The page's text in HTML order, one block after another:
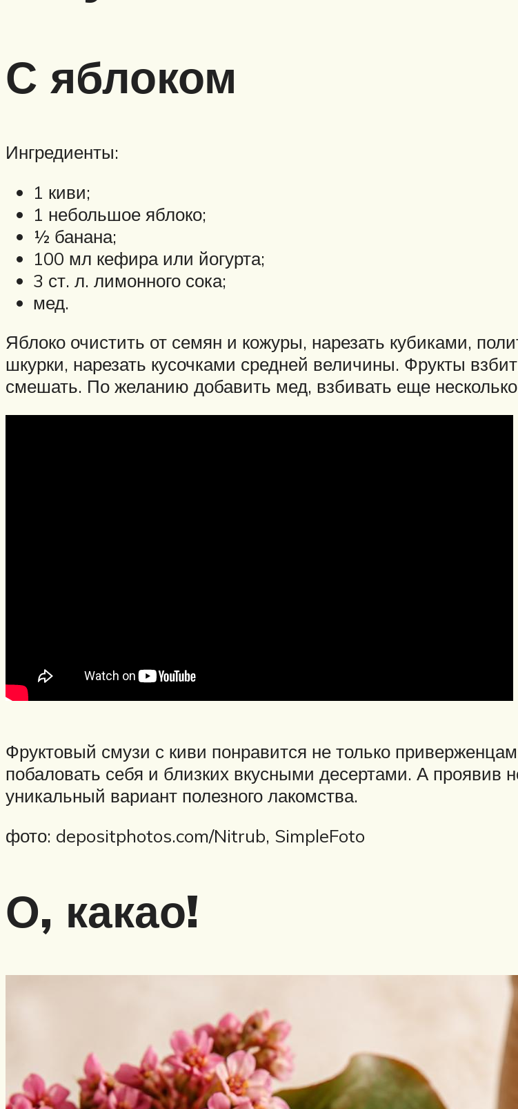
С яблоком
Ингредиенты:
1 киви;
1 небольшое яблоко;
½ банана;
100 мл кефира или йогурта;
3 ст. л. лимонного сока;
мед.
Яблоко очистить от семян и кожуры, нарезать кубиками,
шкурки, нарезать кусочками средней величины. Фрукты
смешать. По желанию добавить мед, взбивать еще несколько
Фруктовый смузи с киви понравится не только
побаловать себя и близких вкусными десертами. А проявив
уникальный вариант полезного лакомства.
фото: depositphotos.com/Nitrub, SimpleFoto
О, какао!